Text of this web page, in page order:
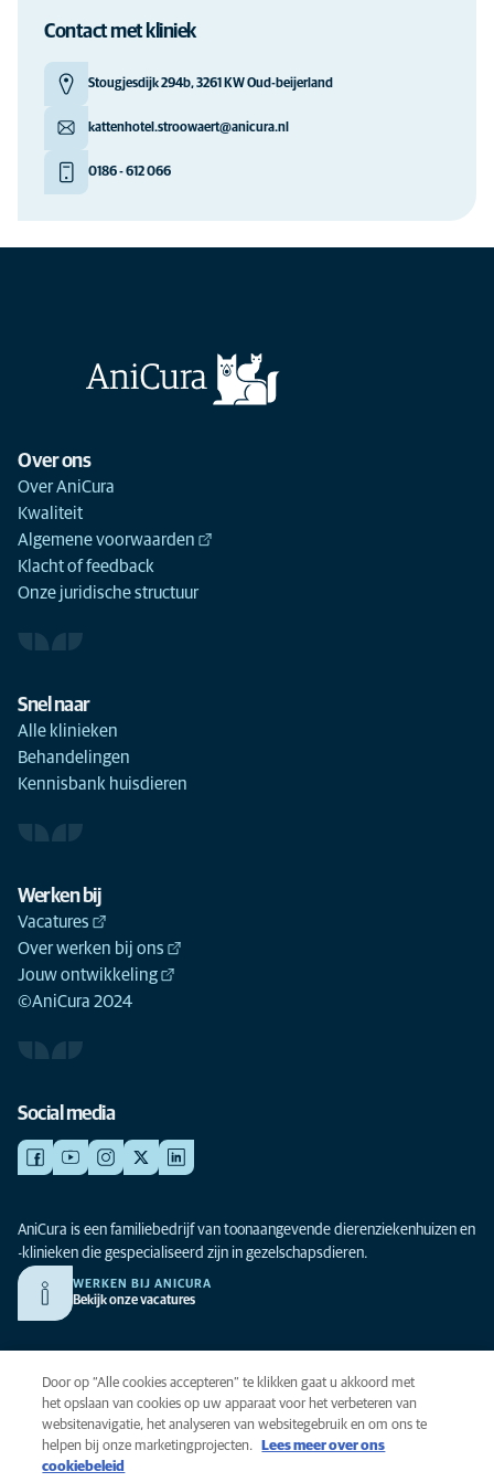
Contact met kliniek
Stougjesdijk 294b, 3261 KW Oud-beijerland
kattenhotel.stroowaert@anicura.nl
0186 - 612 066
Over ons
Over AniCura
Kwaliteit
Algemene voorwaarden
Klacht of feedback
Onze juridische structuur
Snel naar
Alle klinieken
Behandelingen
Kennisbank huisdieren
Werken bij
Vacatures
Over werken bij ons
Jouw ontwikkeling
©AniCura 2024
Social media
AniCura is een familiebedrijf van toonaangevende dierenziekenhuizen en
-klinieken die gespecialiseerd zijn in gezelschapsdieren.
WERKEN BIJ ANICURA
Bekijk onze vacatures
Privacy
Algemene voorwaarden
Cookies
Toegankelijkheid
Door op “Alle cookies accepteren” te klikken gaat u akkoord met
het opslaan van cookies op uw apparaat voor het verbeteren van
websitenavigatie, het analyseren van websitegebruik en om ons te
helpen bij onze marketingprojecten.
Lees meer over ons
cookiebeleid